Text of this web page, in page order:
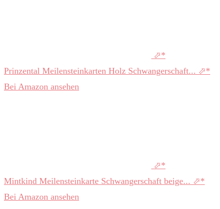
Prinzental Meilensteinkarten Holz Schwangerschaft...
Bei Amazon ansehen
Mintkind Meilensteinkarte Schwangerschaft beige...
Bei Amazon ansehen